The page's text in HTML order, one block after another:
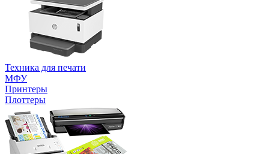
Техника для печати
МФУ
Принтеры
Плоттеры